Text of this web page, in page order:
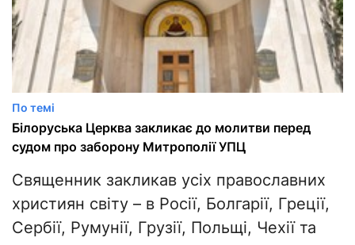
По темі
Білоруська Церква закликає до молитви перед
судом про заборону Митрополії УПЦ
Священник закликав усіх православних
християн світу – в Росії, Болгарії, Греції,
Сербії, Румунії, Грузії, Польщі, Чехії та